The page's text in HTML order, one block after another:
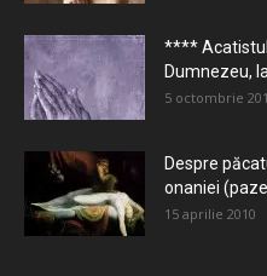
****
Dumnezeu,
5 octombrie
Despre
onaniei
15 aprilie 2010